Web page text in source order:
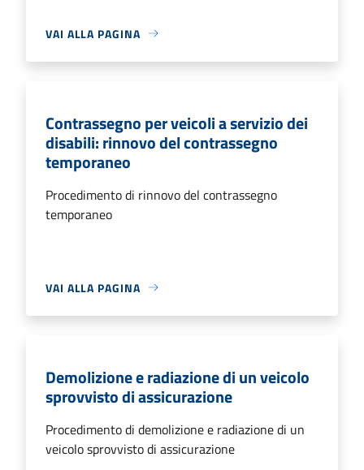
VAI ALLA PAGINA
Contrassegno per veicoli a servizio dei
disabili: rinnovo del contrassegno
temporaneo
Procedimento di rinnovo del contrassegno
temporaneo
VAI ALLA PAGINA
Demolizione e radiazione di un veicolo
sprovvisto di assicurazione
Procedimento di demolizione e radiazione di un
veicolo sprovvisto di assicurazione